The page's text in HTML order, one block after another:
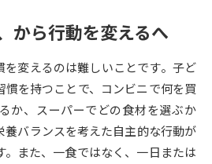
受験スケジュールを立てよう
から行動を変えるへ
を変えるのは難しいことです。子ど
慣を持つことで、コンビニで何を買
か、スーパーでどの食材を選ぶか
バランスを考えた自主的な行動が
また、一食ではなく、一日または